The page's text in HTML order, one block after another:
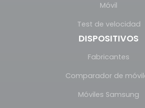
Móvil
Test de velocidad
DISPOSITIVOS
Fabricantes
Comparador de
Móviles Samsung